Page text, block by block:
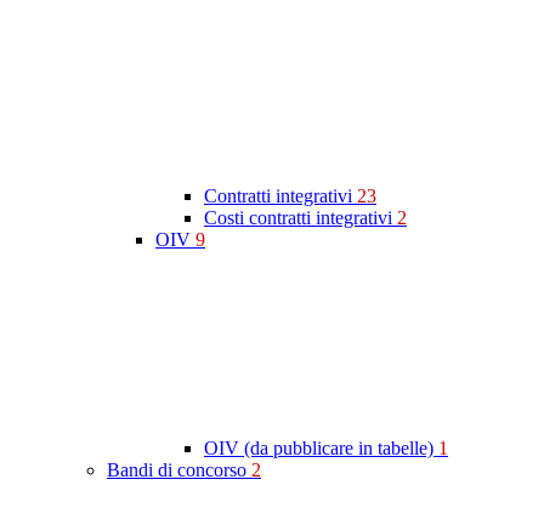
Contratti integrativi 23
Costi contratti integrativi 2
OIV 9
OIV (da pubblicare in tabelle) 1
Bandi di concorso 2